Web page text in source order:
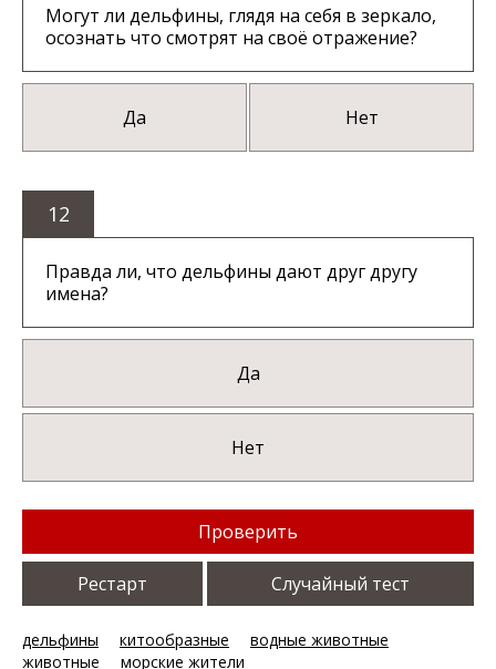
Могут ли дельфины, глядя на себя в зеркало,
осознать что смотрят на своё отражение?
Да Нет
12
Правда ли, что дельфины дают друг другу
имена?
Да
Нет
Проверить
Рестарт Случайный тест
дельфины китообразные
водные животные
животные
морские жители